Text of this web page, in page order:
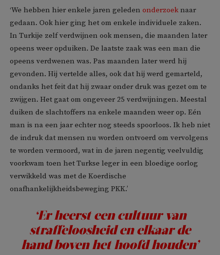
‘We hebben hier enkele jaren geleden onderzoeknaar
gedaan. Ook hier ging het om enkele individuele zaken.
In Turkije zelf verdwijnen ook mensen, die maanden later
opeens weer opduiken. De laatste zaak was een man die
opeens verdwenen was. Pas maanden later werd hij
gevonden. Hij vertelde alles, ook dat hij werd gemarteld,
ondanks het feit dat hij zwaar onder druk was gezet om te
zwijgen. Het gaat om ongeveer 25 verdwijningen. Meestal
duiken de slachtoffers na enkele maanden weer op. Eén
man is na een jaar echter nog steeds spoorloos. Ik heb niet
de indruk dat mensen nu worden ontvoerd om vervolgens
te worden vermoord, wat in de jaren negentig veelvuldig
voorkwam toen het Turkse leger in een bloedige oorlog
verwikkeld was met de Koerdische
onafhankelijkheidsbeweging PKK.’
‘Er heerst een cultuur van
straffeloosheid en elkaar de
hand boven het hoofd houden’